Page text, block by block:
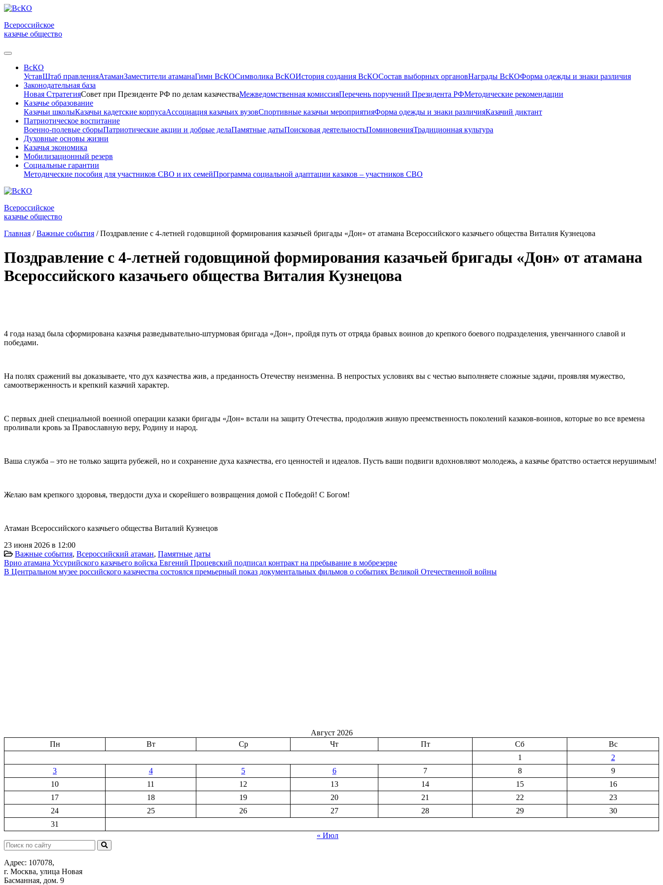
Всероссийское
казачье общество
ВсКО
УставШтаб правленияАтаманЗаместители атаманаГимн ВсКОСимволика ВсКОИстория создания ВсКОСостав выборных органовНаграды ВсКОФорма одежды и знаки различия
Законодательная база
Новая СтратегияСовет при Президенте РФ по делам казачестваМежведомственная комиссияПеречень поручений Президента РФМетодические рекомендации
Казачье образование
Казачьи школыКазачьи кадетские корпусаАссоциация казачьих вузовСпортивные казачьи мероприятияФорма одежды и знаки различияКазачий диктант
Патриотическое воспитание
Военно-полевые сборыПатриотические акции и добрые делаПамятные датыПоисковая деятельностьПоминовенияТрадиционная культура
Духовные основы жизни
Казачья экономика
Мобилизационный резерв
Социальные гарантии
Методические пособия для участников СВО и их семейПрограмма социальной адаптации казаков – участников СВО
Всероссийское
казачье общество
Главная / Важные события / Поздравление с 4-летней годовщиной формирования казачьей бригады «Дон» от атамана Всероссийского казачьего общества Виталия Кузнецова
Поздравление с 4-летней годовщиной формирования казачьей бригады «Дон» от атамана
Всероссийского казачьего общества Виталия Кузнецова
4 года назад была сформирована казачья разведывательно-штурмовая бригада «Дон», пройдя путь от отряда бравых воинов до крепкого боевого подразделения, увенчанного славой и
победами.
На полях сражений вы доказываете, что дух казачества жив, а преданность Отечеству неизменна. В непростых условиях вы с честью выполняете сложные задачи, проявляя мужество,
самоотверженность и крепкий казачий характер.
С первых дней специальной военной операции казаки бригады «Дон» встали на защиту Отечества, продолжив живую преемственность поколений казаков-воинов, которые во все времена
проливали кровь за Православную веру, Родину и народ.
Ваша служба – это не только защита рубежей, но и сохранение духа казачества, его ценностей и идеалов. Пусть ваши подвиги вдохновляют молодежь, а казачье братство остается нерушимым!
Желаю вам крепкого здоровья, твердости духа и скорейшего возвращения домой с Победой! С Богом!
Атаман Всероссийского казачьего общества Виталий Кузнецов
23 июня 2026 в 12:00
Важные события, Всероссийский атаман, Памятные даты
Врио атамана Уссурийского казачьего войска Евгений Процевский подписал контракт на пребывание в мобрезерве
В Центральном музее российского казачества состоялся премьерный показ документальных фильмов о событиях Великой Отечественной войны
Август 2026
Пн
Вт Ср Чт Пт Сб
Вс
1
2
3
4 5 6 7 8
9
10
11 12 13 14 15
16
17
18 19 20 21 22
23
24
25 26 27 28 29
30
31
« Июл
Поиск:
Адрес: 107078,
г. Москва, улица Новая
Басманная, дом. 9